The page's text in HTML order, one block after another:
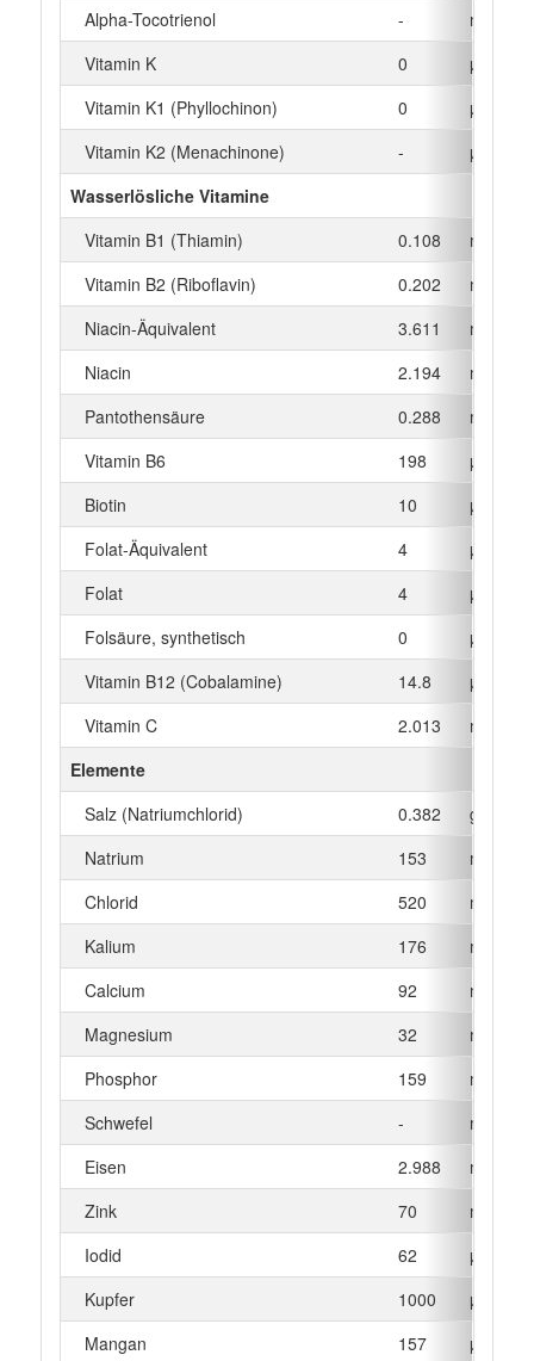
Alpha-Tocotrienol
-
mg
Vitamin K
0
µg
Vitamin K1 (Phyllochinon)
0
µg
Vitamin K2 (Menachinone)
-
µg
Wasserlösliche Vitamine
Vitamin B1 (Thiamin)
0.108
mg
Vitamin B2 (Riboflavin)
0.202
mg
Niacin-Äquivalent
3.611
mg
Niacin
2.194
mg
Pantothensäure
0.288
mg
Vitamin B6
198
µg
Biotin
10
µg
Folat-Äquivalent
4
µg
Folat
4
µg
Folsäure, synthetisch
0
µg
Vitamin B12 (Cobalamine)
14.8
µg
Vitamin C
2.013
mg
Elemente
Salz (Natriumchlorid)
0.382
g
Natrium
153
mg
Chlorid
520
mg
Kalium
176
mg
Calcium
92
mg
Magnesium
32
mg
Phosphor
159
mg
Schwefel
-
mg
Eisen
2.988
mg
Zink
70
mg
Iodid
62
µg
Kupfer
1000
µg
Mangan
157 µg